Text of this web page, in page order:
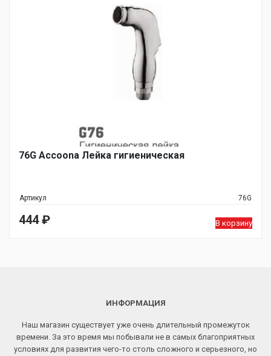
76G Accoona Лейка гигиеническая
Артикул 76G
444₽ В корзину
ИНФОРМАЦИЯ
Наш магазин существует уже очень длительный промежуток
времени. За это время мы побывали не в самых благоприятных
условиях для развития чего-то столь сложного и серьезного, но